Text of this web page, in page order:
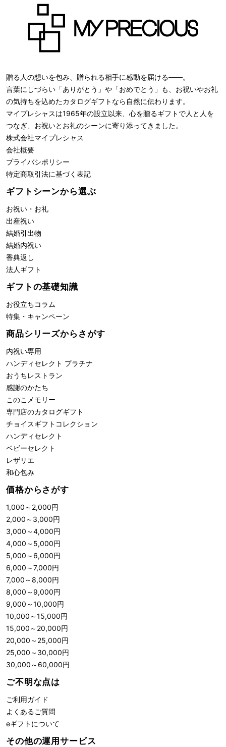
贈る人の想いを包み、贈られる相手に感動を届ける――。
言葉にしづらい「ありがとう」や「おめでとう」も、お祝いやお礼
の気持ちを込めたカタログギフトなら自然に伝わります。
マイプレシャスは1965年の設立以来、心を贈るギフトで人と人を
つなぎ、お祝いとお礼のシーンに寄り添ってきました。
株式会社マイプレシャス
会社概要
プライバシポリシー
特定商取引法に基づく表記
ギフトシーンから選ぶ
お祝い・お礼
出産祝い
結婚引出物
結婚内祝い
香典返し
法人ギフト
ギフトの基礎知識
お役立ちコラム
特集・キャンペーン
商品シリーズからさがす
内祝い専用
ハンディセレクト プラチナ
おうちレストラン
感謝のかたち
このこメモリー
専門店のカタログギフト
チョイスギフトコレクション
ハンディセレクト
ベビーセレクト
レザリエ
和心包み
価格からさがす
1,000 ～ 2,000円
2,000 ～ 3,000円
3,000 ～4,000円
4,000 ～ 5,000円
5,000 ～ 6,000円
6,000 ～7,000円
7,000 ～8,000円
8,000 ～ 9,000円
9,000 ～10,000円
10,000 ～15,000円
15,000 ～ 20,000円
20,000 ～ 25,000円
25,000 ～ 30,000円
30,000 ～ 60,000円
ご不明な点は
ご利用ガイド
よくあるご質問
eギフトについて
その他の運用サービス